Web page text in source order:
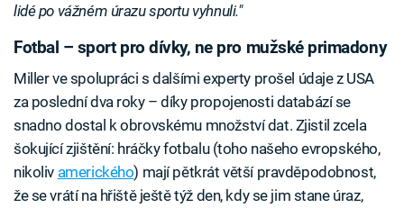
lidé po vážném úrazu sportu vyhnuli."
Fotbal – sport pro dívky, ne pro mužské primadony
Miller ve spolupráci s dalšími experty prošel údaje z USA
za poslední dva roky – díky propojenosti databází se
snadno dostal k obrovskému množství dat. Zjistil zcela
šokující zjištění: hráčky fotbalu (toho našeho evropského,
nikoliv amerického) mají pětkrát větší pravděpodobnost,
že se vrátí na hřiště ještě týž den, kdy se jim stane úraz,